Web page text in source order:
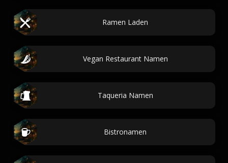
Ramen Laden
Vegan Restaurant Namen
Taqueria Namen
Bistronamen